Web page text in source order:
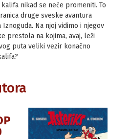
nikad se neće promeniti. To
druge sveske avantura
Na njoj vidimo i njegov
prestola na kojima, avaj, leži
puta veliki vezir konačno